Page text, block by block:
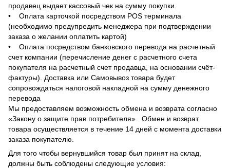
продавец выдает кассовый чек на сумму покупки.
• Оплата карточкой посредством POS терминала
(необходимо предупредить менеджера при подтверждении
заказа о желании оплатить картой)
• Оплата посредством банковского перевода на расчетный
счет компании (перечисление денег с расчетного счета
покупателя на расчетный счет продавца, на основании счёт-
фактуры). Доставка или Самовывоз товара будет
сопровождаться налоговой накладной на сумму денежного
перевода
Мы предоставляем возможность обмена и возврата согласно
«Закону о защите прав потребителя». Обмен и возврат
товара осуществляется в течение 14 дней с момента доставки
заказа покупателю.
Для того чтобы вернувшийся товар был принят на склад,
должны быть соблюдены следующие условия: